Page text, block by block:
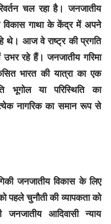
चल रहा है। जनजातीय
गाथा के केंद्र में अपने
थे। आज वे राष्ट्र की प्रगति
रहे हैं। जनजातीय गरिमा
भारत की यात्रा का एक
भूगोल या परिस्थिति का
नागरिक का समान रूप से
जनजातीय विकास के लिए
पहले चुनौती की व्यापकता को
जनजातीय आदिवासी न्याय